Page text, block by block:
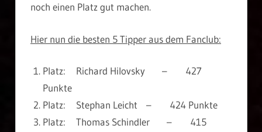
noch einen Platz gut machen.
Hier nun die besten 5 Tipper aus dem Fanclub:
Platz: Richard Hilovsky – 427
Punkte
Platz: Stephan Leicht – 424 Punkte
Platz: Thomas Schindler – 415